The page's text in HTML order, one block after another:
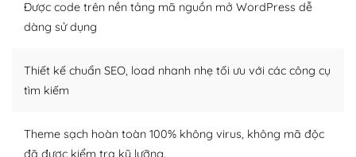
thiết kế tốt, bạn có thể tự sửa đổi. Nếu không bạn có thể
tìm kiếm chúng trên Internet hoặc nhờ chuyên gia.
– Sở hữu một cộng đồng lớn, sẵn sàng hỗ trợ
khổng lồ được kiểm duyệt bởi các nhân viên và những
Được code trên nền tảng mã nguồn mở WordPress dễ
dàng sử dụng
Thiết kế chuẩn SEO, load nhanh nhẹ tối ưu với các công cụ
tìm kiếm
Theme sạch hoàn toàn 100% không virus, không mã độc
đã được kiểm tra kỹ lưỡng.